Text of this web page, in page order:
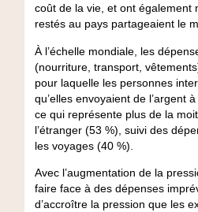
coût de la vie, et ont également
restés au pays partageaient le
À l’échelle mondiale, les
(nourriture, transport,
pour laquelle les personnes
qu’elles envoyaient de l’argent
ce qui représente plus de la
l’étranger (53 %), suivi des
les voyages (40 %).
Avec l’augmentation de la
faire face à des dépenses
d’accroître la pression que les